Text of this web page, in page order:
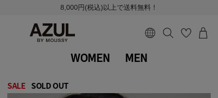
8,000円(税込)以上で送料無料！
WOMEN MEN
SALE SOLD OUT